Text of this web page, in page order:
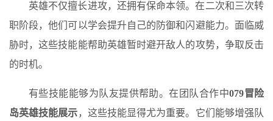
英雄不仅擅长进攻，还拥有保命本领。在二次和三次转
职阶段，他们可以学会提升自己的防御和闪避能力。面临威
胁时，这些技能能帮助英雄暂时避开敌人的攻势，争取反击
的时机。
有些技能能够为队友提供帮助。在团队合作中079冒险
岛英雄技能展示，这些技能显得尤为重要。它们能够增强队